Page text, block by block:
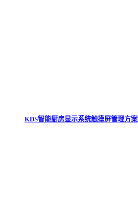
KDS智能厨房显示系统触摸屏管理方案